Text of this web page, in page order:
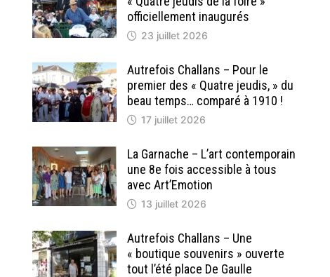
officiellement inaugurés
23 juillet 2026
Autrefois Challans – Pour le
premier des « Quatre jeudis, » du
beau temps… comparé à 1910 !
17 juillet 2026
La Garnache – L’art contemporain
une 8e fois accessible à tous
avec Art’Emotion
13 juillet 2026
Autrefois Challans – Une
« boutique souvenirs » ouverte
tout l’été place De Gaulle